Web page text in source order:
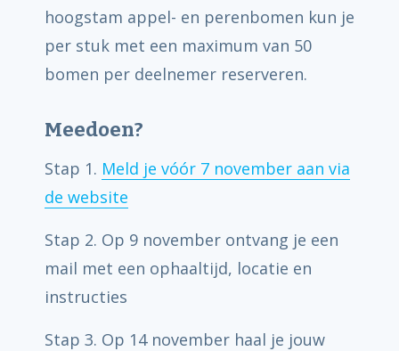
hoogstam appel- en perenbomen kun je
per stuk met een maximum van 50
bomen per deelnemer reserveren.
Meedoen?
Stap 1. Meld je vóór 7 november aan via
de website
Stap 2. Op 9 november ontvang je een
mail met een ophaaltijd, locatie en
instructies
Stap 3. Op 14 november haal je jouw